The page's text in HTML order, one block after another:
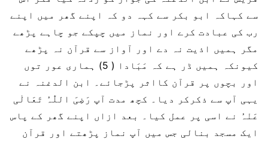
سے کہاکہ ابو بکر سے کہہ دو کہ اپنے گھر میں اپنے
رب کی عبادت کرے اور نماز میں چپکے جو چاہے پڑھے
مگر ہمیں اذیت نہ دے اور آواز سے قرآن نہ پڑھے
کیونکہ ہمیں ڈر ہے کہ مَبَادا ( 5) ہماری عور توں
اور بچوں پر قرآن کااثر پڑجائے۔ ابن الدغنہ نے
یہی آپ سے ذکرکر دیا۔ کچھ مدت آپ رَضِیَ اللّٰہُ تَعَالٰی
عَنْہُ نے اسی پر عمل کیا۔ بعد ازاں اپنے گھر کے پاس
ایک مسجد بنالی جس میں آپ نماز پڑھتے اور قرآن